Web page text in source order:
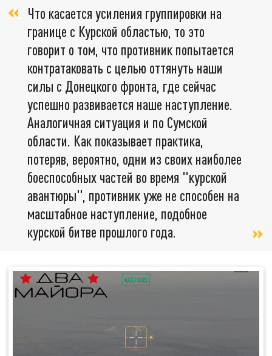
Что касается усиления группировки на
границе с Курской областью, то это
говорит о том, что противник попытается
контратаковать с целью оттянуть наши
силы с Донецкого фронта, где сейчас
успешно развивается наше наступление.
Аналогичная ситуация и по Сумской
области. Как показывает практика,
потеряв, вероятно, одни из своих наиболее
боеспособных частей во время "курской
авантюры", противник уже не способен на
масштабное наступление, подобное
курской битве прошлого года.